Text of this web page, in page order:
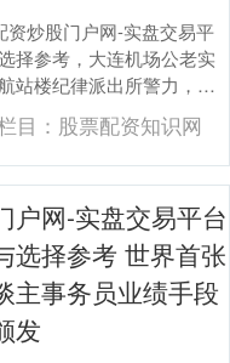
资炒股门户网-实盘交易平
择参考，大连机场公老实
站楼纪律派出所警力，集
连机场候机楼开展春运安
目： 股票配资知识网
户网-实盘交易平台
选择参考 世界首张
主事务员业绩手段
发
+39.68